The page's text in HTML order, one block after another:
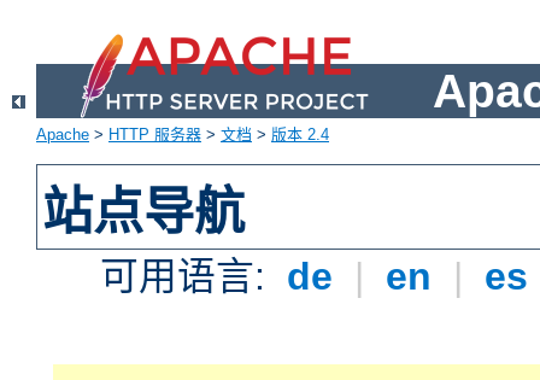
Apache > HTTP 服务器 > 文档 > 版本 2.4
站点导航
可用语言: de | en | es